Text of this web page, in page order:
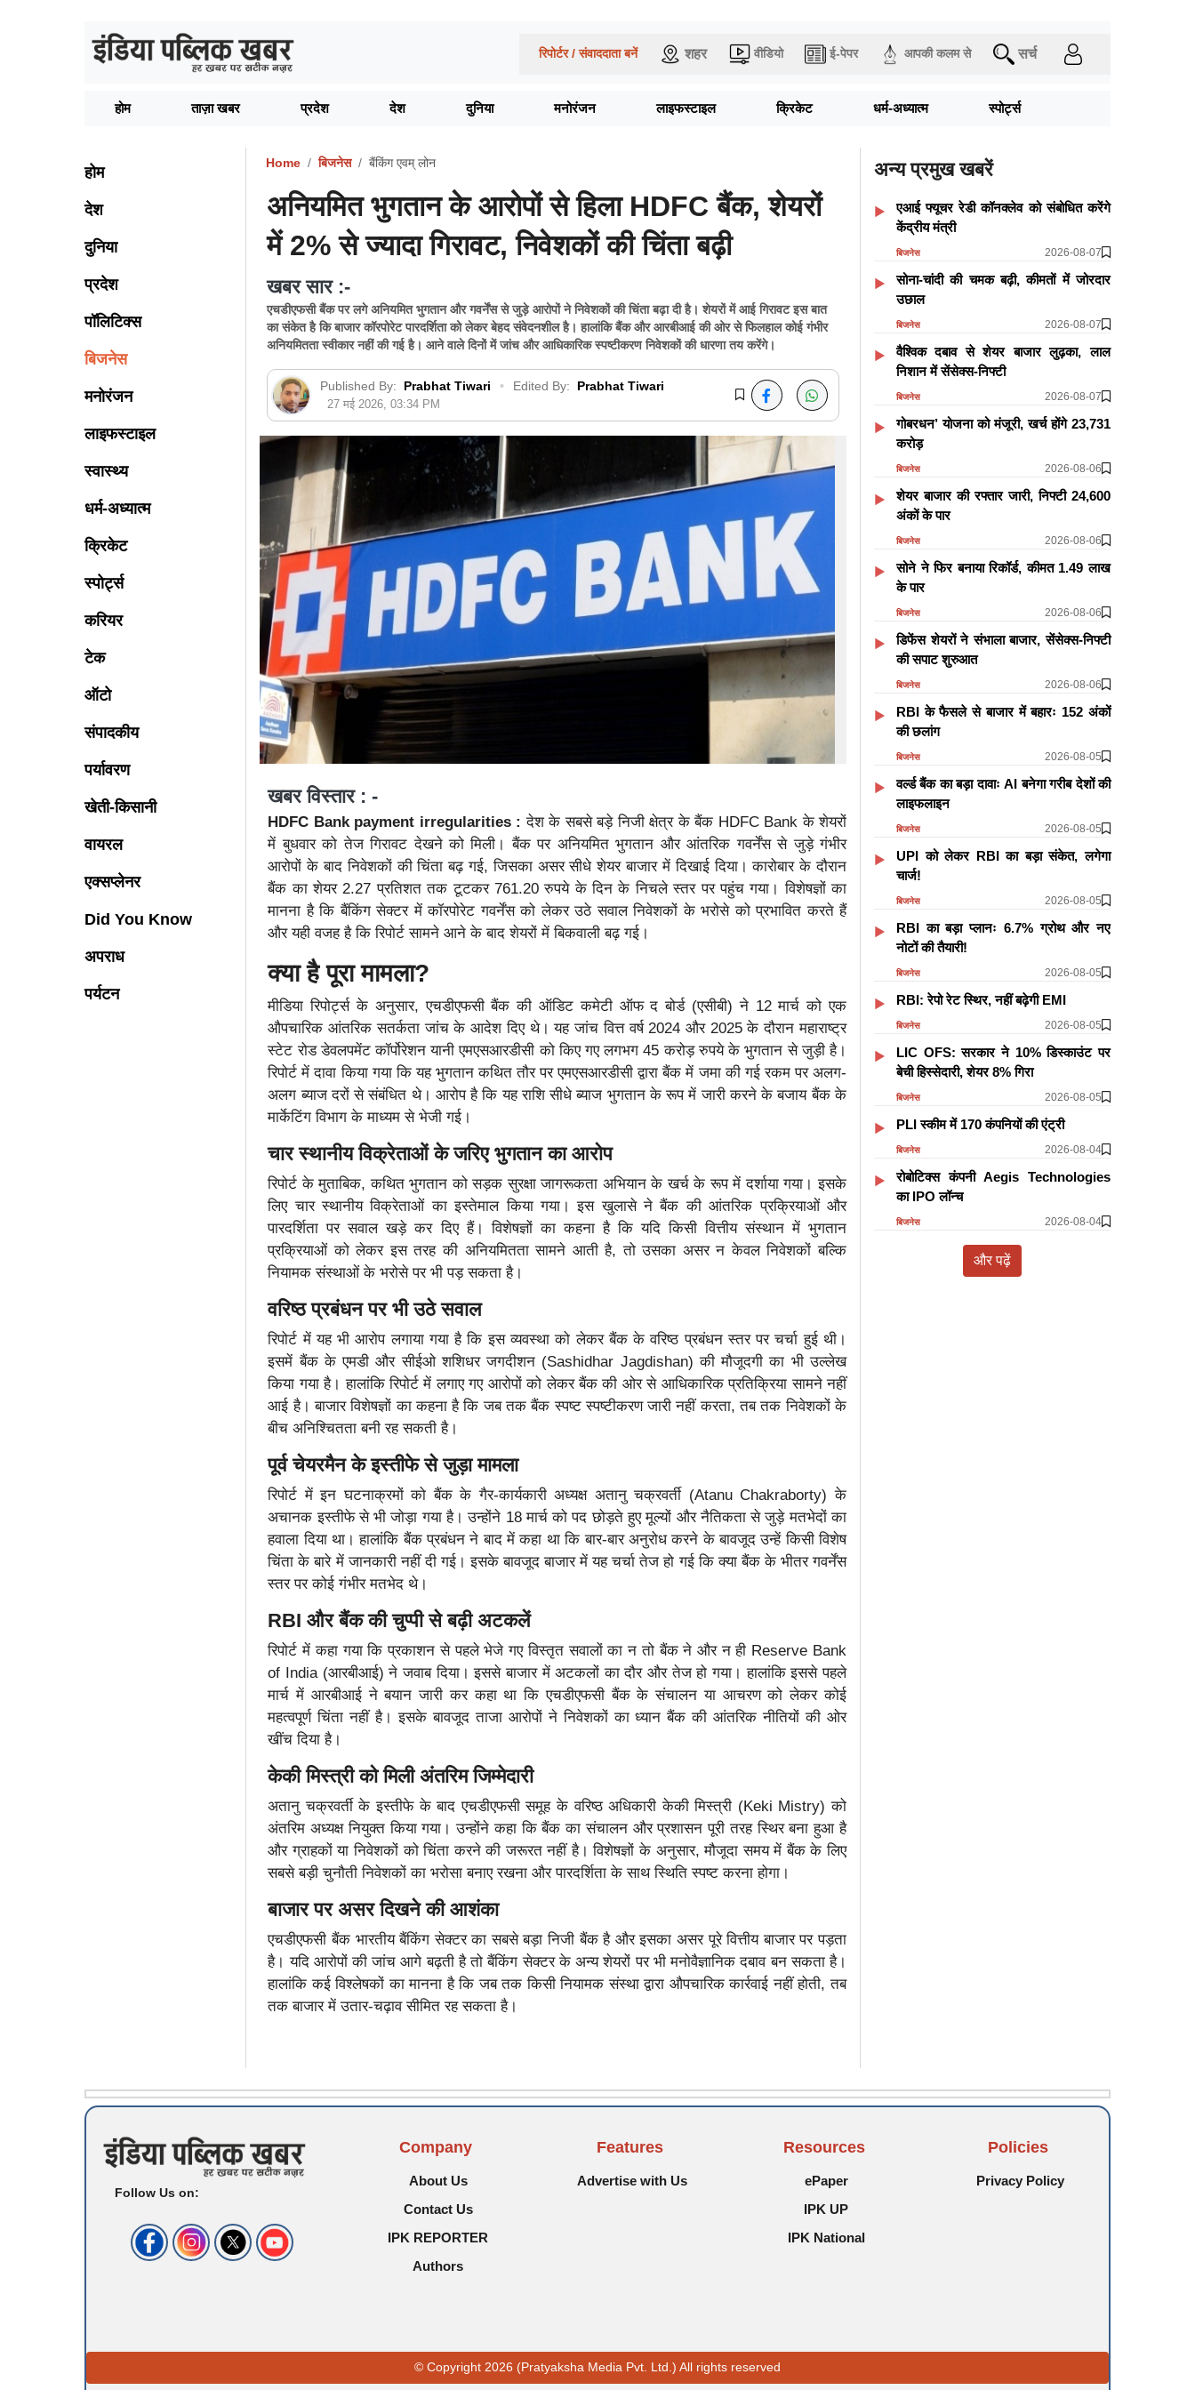
रिपोर्टर / संवाददाता बनें शहर वीडियो ई-पेपर आपकी कलम से सर्च
होम ताज़ा खबर प्रदेश देश दुनिया मनोरंजन लाइफस्टाइल क्रिकेट धर्म-अध्यात्म स्पोर्ट्स
होम
देश
दुनिया
प्रदेश
पॉलिटिक्स
बिजनेस
मनोरंजन
लाइफस्टाइल
स्वास्थ्य
धर्म-अध्यात्म
क्रिकेट
स्पोर्ट्स
करियर
टेक
ऑटो
संपादकीय
पर्यावरण
खेती-किसानी
वायरल
एक्सप्लेनर
Did You Know
अपराध
पर्यटन
Home बिजनेस बैंकिंग एवम् लोन
अनियमित भुगतान के आरोपों से हिला HDFC बैंक, शेयरों
में 2% से ज्यादा गिरावट, निवेशकों की चिंता बढ़ी
खबर सार :-
एचडीएफसी बैंक पर लगे अनियमित भुगतान और गवर्नेंस से जुड़े आरोपों ने निवेशकों की चिंता बढ़ा दी है। शेयरों में आई गिरावट इस बात
का संकेत है कि बाजार कॉरपोरेट पारदर्शिता को लेकर बेहद संवेदनशील है। हालांकि बैंक और आरबीआई की ओर से फिलहाल कोई गंभीर
अनियमितता स्वीकार नहीं की गई है। आने वाले दिनों में जांच और आधिकारिक स्पष्टीकरण निवेशकों की धारणा तय करेंगे।
Published By: Prabhat Tiwari • Edited By: Prabhat Tiwari
27 मई 2026, 03:34 PM
खबर विस्तार : -
HDFC Bank payment irregularities : देश के सबसे बड़े निजी क्षेत्र के बैंक HDFC Bank के शेयरों
में बुधवार को तेज गिरावट देखने को मिली। बैंक पर अनियमित भुगतान और आंतरिक गवर्नेंस से जुड़े गंभीर
आरोपों के बाद निवेशकों की चिंता बढ़ गई, जिसका असर सीधे शेयर बाजार में दिखाई दिया। कारोबार के दौरान
बैंक का शेयर 2.27 प्रतिशत तक टूटकर 761.20 रुपये के दिन के निचले स्तर पर पहुंच गया। विशेषज्ञों का
मानना है कि बैंकिंग सेक्टर में कॉरपोरेट गवर्नेंस को लेकर उठे सवाल निवेशकों के भरोसे को प्रभावित करते हैं
और यही वजह है कि रिपोर्ट सामने आने के बाद शेयरों में बिकवाली बढ़ गई।
क्या है पूरा मामला?
मीडिया रिपोर्ट्स के अनुसार, एचडीएफसी बैंक की ऑडिट कमेटी ऑफ द बोर्ड (एसीबी) ने 12 मार्च को एक
औपचारिक आंतरिक सतर्कता जांच के आदेश दिए थे। यह जांच वित्त वर्ष 2024 और 2025 के दौरान महाराष्ट्र
स्टेट रोड डेवलपमेंट कॉर्पोरेशन यानी एमएसआरडीसी को किए गए लगभग 45 करोड़ रुपये के भुगतान से जुड़ी है।
रिपोर्ट में दावा किया गया कि यह भुगतान कथित तौर पर एमएसआरडीसी द्वारा बैंक में जमा की गई रकम पर अलग-
अलग ब्याज दरों से संबंधित थे। आरोप है कि यह राशि सीधे ब्याज भुगतान के रूप में जारी करने के बजाय बैंक के
मार्केटिंग विभाग के माध्यम से भेजी गई।
चार स्थानीय विक्रेताओं के जरिए भुगतान का आरोप
रिपोर्ट के मुताबिक, कथित भुगतान को सड़क सुरक्षा जागरूकता अभियान के खर्च के रूप में दर्शाया गया। इसके
लिए चार स्थानीय विक्रेताओं का इस्तेमाल किया गया। इस खुलासे ने बैंक की आंतरिक प्रक्रियाओं और
पारदर्शिता पर सवाल खड़े कर दिए हैं। विशेषज्ञों का कहना है कि यदि किसी वित्तीय संस्थान में भुगतान
प्रक्रियाओं को लेकर इस तरह की अनियमितता सामने आती है, तो उसका असर न केवल निवेशकों बल्कि
नियामक संस्थाओं के भरोसे पर भी पड़ सकता है।
वरिष्ठ प्रबंधन पर भी उठे सवाल
रिपोर्ट में यह भी आरोप लगाया गया है कि इस व्यवस्था को लेकर बैंक के वरिष्ठ प्रबंधन स्तर पर चर्चा हुई थी।
इसमें बैंक के एमडी और सीईओ शशिधर जगदीशन (Sashidhar Jagdishan) की मौजूदगी का भी उल्लेख
किया गया है। हालांकि रिपोर्ट में लगाए गए आरोपों को लेकर बैंक की ओर से आधिकारिक प्रतिक्रिया सामने नहीं
आई है। बाजार विशेषज्ञों का कहना है कि जब तक बैंक स्पष्ट स्पष्टीकरण जारी नहीं करता, तब तक निवेशकों के
बीच अनिश्चितता बनी रह सकती है।
पूर्व चेयरमैन के इस्तीफे से जुड़ा मामला
रिपोर्ट में इन घटनाक्रमों को बैंक के गैर-कार्यकारी अध्यक्ष अतानु चक्रवर्ती (Atanu Chakraborty) के
अचानक इस्तीफे से भी जोड़ा गया है। उन्होंने 18 मार्च को पद छोड़ते हुए मूल्यों और नैतिकता से जुड़े मतभेदों का
हवाला दिया था। हालांकि बैंक प्रबंधन ने बाद में कहा था कि बार-बार अनुरोध करने के बावजूद उन्हें किसी विशेष
चिंता के बारे में जानकारी नहीं दी गई। इसके बावजूद बाजार में यह चर्चा तेज हो गई कि क्या बैंक के भीतर गवर्नेंस
स्तर पर कोई गंभीर मतभेद थे।
RBI और बैंक की चुप्पी से बढ़ी अटकलें
रिपोर्ट में कहा गया कि प्रकाशन से पहले भेजे गए विस्तृत सवालों का न तो बैंक ने और न ही Reserve Bank
of India (आरबीआई) ने जवाब दिया। इससे बाजार में अटकलों का दौर और तेज हो गया। हालांकि इससे पहले
मार्च में आरबीआई ने बयान जारी कर कहा था कि एचडीएफसी बैंक के संचालन या आचरण को लेकर कोई
महत्वपूर्ण चिंता नहीं है। इसके बावजूद ताजा आरोपों ने निवेशकों का ध्यान बैंक की आंतरिक नीतियों की ओर
खींच दिया है।
केकी मिस्त्री को मिली अंतरिम जिम्मेदारी
अतानु चक्रवर्ती के इस्तीफे के बाद एचडीएफसी समूह के वरिष्ठ अधिकारी केकी मिस्त्री (Keki Mistry) को
अंतरिम अध्यक्ष नियुक्त किया गया। उन्होंने कहा कि बैंक का संचालन और प्रशासन पूरी तरह स्थिर बना हुआ है
और ग्राहकों या निवेशकों को चिंता करने की जरूरत नहीं है। विशेषज्ञों के अनुसार, मौजूदा समय में बैंक के लिए
सबसे बड़ी चुनौती निवेशकों का भरोसा बनाए रखना और पारदर्शिता के साथ स्थिति स्पष्ट करना होगा।
बाजार पर असर दिखने की आशंका
एचडीएफसी बैंक भारतीय बैंकिंग सेक्टर का सबसे बड़ा निजी बैंक है और इसका असर पूरे वित्तीय बाजार पर पड़ता
है। यदि आरोपों की जांच आगे बढ़ती है तो बैंकिंग सेक्टर के अन्य शेयरों पर भी मनोवैज्ञानिक दबाव बन सकता है।
हालांकि कई विश्लेषकों का मानना है कि जब तक किसी नियामक संस्था द्वारा औपचारिक कार्रवाई नहीं होती, तब
तक बाजार में उतार-चढ़ाव सीमित रह सकता है।
अन्य प्रमुख खबरें
एआई फ्यूचर रेडी कॉनक्लेव को संबोधित करेंगे
केंद्रीय मंत्री
बिजनेस 2026-08-07
सोना-चांदी की चमक बढ़ी, कीमतों में जोरदार
उछाल
बिजनेस 2026-08-07
वैश्विक दबाव से शेयर बाजार लुढ़का, लाल
निशान में सेंसेक्स-निफ्टी
बिजनेस 2026-08-07
गोबरधन’ योजना को मंजूरी, खर्च होंगे 23,731
करोड़
बिजनेस 2026-08-06
शेयर बाजार की रफ्तार जारी, निफ्टी 24,600
अंकों के पार
बिजनेस 2026-08-06
सोने ने फिर बनाया रिकॉर्ड, कीमत 1.49 लाख
के पार
बिजनेस 2026-08-06
डिफेंस शेयरों ने संभाला बाजार, सेंसेक्स-निफ्टी
की सपाट शुरुआत
बिजनेस 2026-08-06
RBI के फैसले से बाजार में बहारः 152 अंकों
की छलांग
बिजनेस 2026-08-05
वर्ल्ड बैंक का बड़ा दावाः AI बनेगा गरीब देशों की
लाइफलाइन
बिजनेस 2026-08-05
UPI को लेकर RBI का बड़ा संकेत, लगेगा
चार्ज!
बिजनेस 2026-08-05
RBI का बड़ा प्लानः 6.7% ग्रोथ और नए
नोटों की तैयारी!
बिजनेस 2026-08-05
RBI: रेपो रेट स्थिर, नहीं बढ़ेगी EMI
बिजनेस 2026-08-05
LIC OFS: सरकार ने 10% डिस्काउंट पर
बेची हिस्सेदारी, शेयर 8% गिरा
बिजनेस 2026-08-05
PLI स्कीम में 170 कंपनियों की एंट्री
बिजनेस 2026-08-04
रोबोटिक्स कंपनी Aegis Technologies
का IPO लॉन्च
बिजनेस 2026-08-04
और पढ़ें
Follow Us on:
Company
About Us
Contact Us
IPK REPORTER
Authors
Features
Advertise with Us
Resources
ePaper
IPK UP
IPK National
Policies
Privacy Policy
© Copyright 2026 (Pratyaksha Media Pvt. Ltd.) All rights reserved